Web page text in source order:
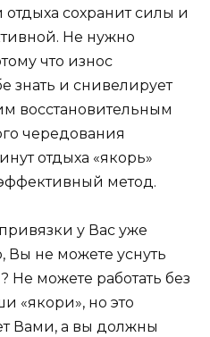
сохранит силы и
Не нужно
что износ
знать и снивелирует
восстановительным
чередования
отдыха «якорь»
метод.
у Вас уже
Вы не можете уснуть
можете работать без
«якори», но это
Вами, а вы должны